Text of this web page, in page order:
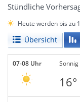
Stündliche
Heute werden bis zu
Übersicht
07-08 Uhr Sonnig
16°